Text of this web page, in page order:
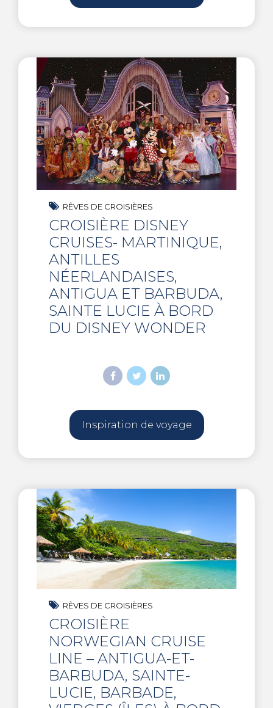
RÊVES DE CROISIÈRES
CROISIÈRE DISNEY
CRUISES- MARTINIQUE,
ANTILLES
NÉERLANDAISES,
ANTIGUA ET BARBUDA,
SAINTE LUCIE À BORD
DU DISNEY WONDER
Inspiration de voyage
RÊVES DE CROISIÈRES
CROISIÈRE
NORWEGIAN CRUISE
LINE – ANTIGUA-ET-
BARBUDA, SAINTE-
LUCIE, BARBADE,